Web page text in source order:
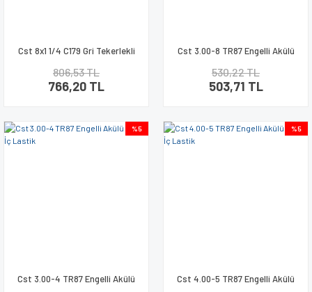
Cst 8x1 1/4 C179 Gri Tekerlekli
806,53 TL
766,20 TL
Cst 3.00-8 TR87 Engelli Akülü
530,22 TL
503,71 TL
%5
Cst 3.00-4 TR87 Engelli Akülü
%5
Cst 4.00-5 TR87 Engelli Akülü